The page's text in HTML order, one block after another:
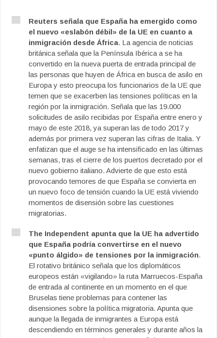
Reuters señala que España ha emergido como
el nuevo «eslabón débil» de la UE en cuanto a
inmigración desde África. La agencia de noticias
británica señala que la Península Ibérica a se ha
convertido en la nueva puerta de entrada principal de
las personas que huyen de África en busca de asilo en
Europa y esto preocupa los funcionarios de la UE que
temen que se exacerben las tensiones políticas en la
región por la inmigración. Señala que las 19.000
solicitudes de asilo recibidas por España entre enero y
mayo de este 2018, ya superan las de todo 2017 y
además por primera vez superan las cifras de Italia. Y
enfatizan que el auge se ha intensificado en las últimas
semanas, tras el cierre de los puertos decretado por el
nuevo gobierno italiano. Advierte de que esto está
provocando temores de que España se convierta en
un nuevo foco de tensión cuando la UE está viviendo
momentos de disensión sobre las cuestiones
migratorias.
The Independent apunta que la UE ha advertido
que España podría convertirse en el nuevo
«punto álgido» de tensiones por la inmigración.
El rotativo británico señala que los diplomáticos
europeos están «vigilando» la ruta Marruecos-España
de entrada al continente en un momento en el que
Bruselas tiene problemas para contener las
disensiones sobre la política migratoria. Apunta que
aunque la llegada de inmigrantes a Europa está
descendiendo en términos generales y durante años la